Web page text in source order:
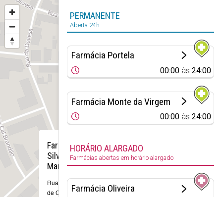
Farmácia
Silva
Marques
Rua Raimundo
de Carvalho, Nº
PERMANENTE
Aberta 24h
Farmácia Portela
00:00 às24:00
Farmácia Monte da Virgem
00:00 às24:00
HORÁRIO ALARGADO
Farmácias abertas em horário alargado
Farmácia Oliveira